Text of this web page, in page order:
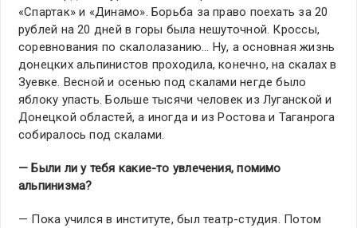
«Спартак» и «Динамо». Борьба за право поехать за 20
рублей на 20 дней в горы была нешуточной. Кроссы,
соревнования по скалолазанию… Ну, а основная жизнь
донецких альпинистов проходила, конечно, на скалах в
Зуевке. Весной и осенью под скалами негде было
яблоку упасть. Больше тысячи человек из Луганской и
Донецкой областей, а иногда и из Ростова и Таганрога
собиралось под скалами.
— Были ли у тебя какие-то увлечения, помимо
альпинизма?
— Пока учился в институте, был театр-студия. Потом